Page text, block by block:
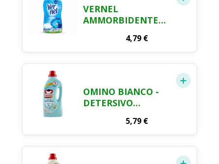
VERNEL
AMMORBIDENTE
LAVAGGI 1056 ML
4,79 €
OMINO BIANCO -
DETERSIVO
LIQUIDO, 35
LAVAGGI, RISPETTA
COLORI E TESSUTI,
5,79 €